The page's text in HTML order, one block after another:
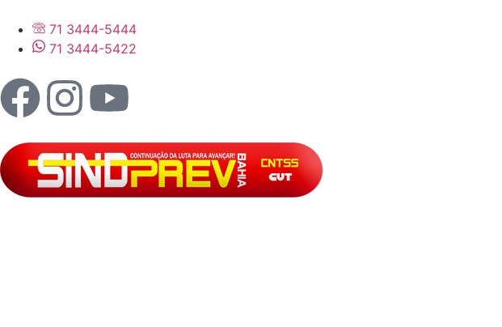
71 3444-5444
71 3444-5422